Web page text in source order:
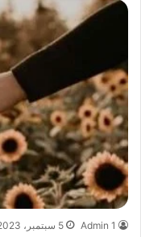
Admin 1 5 سبتمبر، 2023